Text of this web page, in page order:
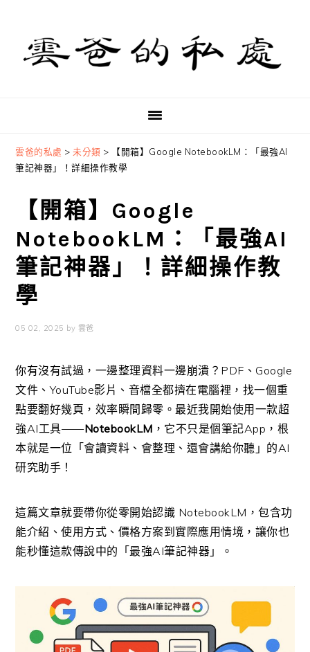
primary
navigation
content
primary
sidebar
雲爸的私處 >未分類 >
【開箱】Google NotebookLM：「最強AI
筆記神器」！詳細操作教學
【開箱】Google
NotebookLM：「最強AI
筆記神器」！詳細操作教
學
05 02, 2025 by 雲爸
你有沒有試過，一邊整理資料一邊崩潰？PDF、Google
文件、YouTube影片、音檔全都擠在電腦裡，找一個重
點要翻好幾頁，效率瞬間歸零。最近我開始使用一款超
強AI工具——NotebookLM ，它不只是個筆記App，根
本就是一位「會讀資料、會整理、還會講給你聽」的AI
研究助手！
這篇文章就要帶你從零開始認識 NotebookLM，包含功
能介紹、使用方式、價格方案到實際應用情境，讓你也
能秒懂這款傳說中的「最強AI筆記神器」。